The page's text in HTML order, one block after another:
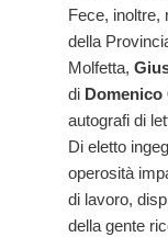
Fece, inoltre,
della
Molfetta,
di Domenico
autografi di
Di eletto
operosità
di lavoro,
della gente